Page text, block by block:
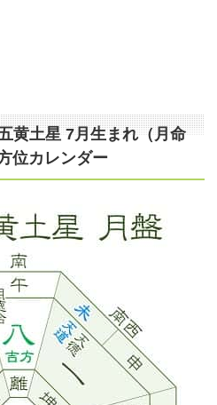
黄土星 7月生まれ（月命
位カレンダー